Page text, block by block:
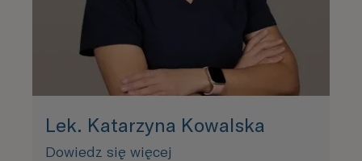
Lek. Katarzyna Kowalska
Dowiedz się więcej